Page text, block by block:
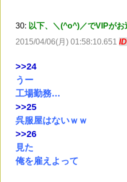
30: 以下、＼(^o^)／でVIPがお
2015/04/06(月) 01:58:10.651
>>24
うー
工場勤務…
>>25
呉服屋はないｗｗ
>>26
見た
俺を雇えよって